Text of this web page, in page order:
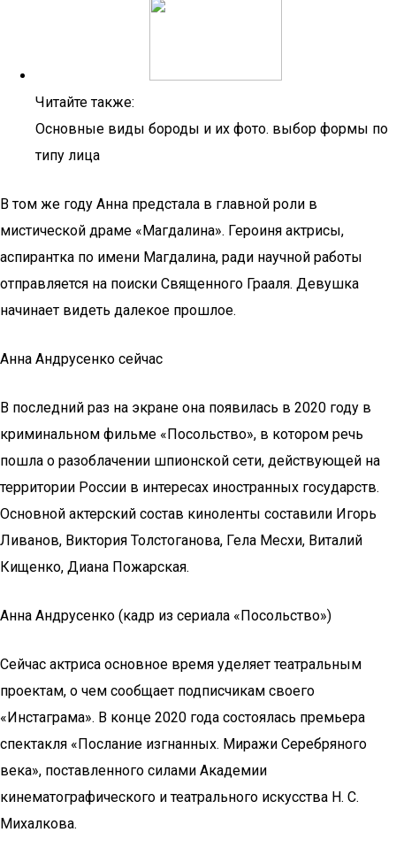
Читайте также:
Основные виды бороды и их фото. выбор формы по
типу лица
В том же году Анна предстала в главной роли в
мистической драме «Магдалина». Героиня актрисы,
аспирантка по имени Магдалина, ради научной работы
отправляется на поиски Священного Грааля. Девушка
начинает видеть далекое прошлое.
Анна Андрусенко сейчас
В последний раз на экране она появилась в 2020 году в
криминальном фильме «Посольство», в котором речь
пошла о разоблачении шпионской сети, действующей на
территории России в интересах иностранных государств.
Основной актерский состав киноленты составили Игорь
Ливанов, Виктория Толстоганова, Гела Месхи, Виталий
Кищенко, Диана Пожарская.
Анна Андрусенко (кадр из сериала «Посольство»)
Сейчас актриса основное время уделяет театральным
проектам, о чем сообщает подписчикам своего
«Инстаграма». В конце 2020 года состоялась премьера
спектакля «Послание изгнанных. Миражи Серебряного
века», поставленного силами Академии
кинематографического и театрального искусства Н. С.
Михалкова.